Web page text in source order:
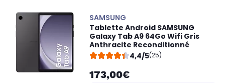
SAMSUNG
Tablette Android SAMSUNG
Galaxy Tab A9 64Go Wifi Gris
Anthracite Reconditionné
4,4/5(25)
173,00€